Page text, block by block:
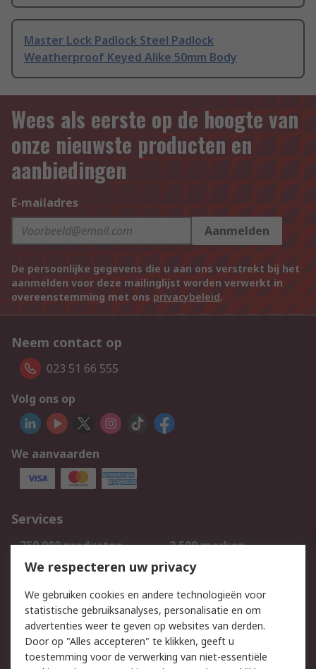
Master Lock Padlock Steel Padlock
Weatherproof Keyed Alike 50mm Body
Wees als eerste op de hoogte van
onze nieuwste producten en
aanbiedingen
E-mailadres
Aanmelden
De persoonlijke gegevens die u aan ons verstrekt bij het
aanmelden voor deze mailinglijst worden verwerkt in
overeenstemming met ons privacybeleid.
Neem contact op
023 51 66 555
Volg ons op
We aanvaarden
Services
750.000 producten
2.500 merken
Bestellen
Inkoopoplossingen
Track & Trace
Wettelijk
We respecteren uw privacy
We gebruiken cookies en andere technologieën voor
statistische gebruiksanalyses, personalisatie en om
advertenties weer te geven op websites van derden.
Door op "Alles accepteren" te klikken, geeft u
toestemming voor de verwerking van niet-essentiële